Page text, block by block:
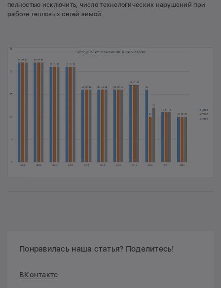
полностью исключить, число технологических нарушений при
работе тепловых сетей зимой.
Понравилась наша статья? Поделитесь!
ВКонтакте